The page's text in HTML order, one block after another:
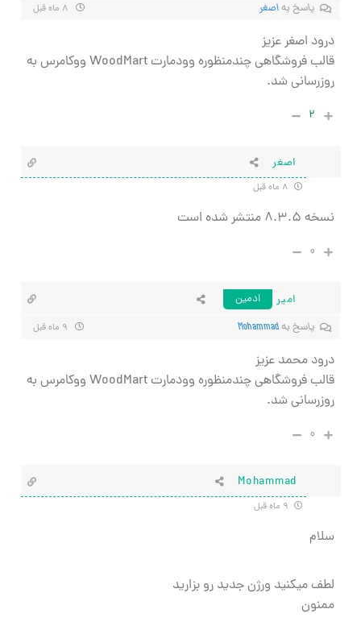
پاسخ بهاصغر
درود اصغر عزیز
قالب فروشگاهی چندمنظوره وودمارت WoodMart ووکامرس به
روزرسانی شد.
۲
اصغر
نسخه ۸.۳.۵ منتشر شده است
۰
امیر
ادمین
پاسخ بهMohammad
درود محمد عزیز
قالب فروشگاهی چندمنظوره وودمارت WoodMart ووکامرس به
روزرسانی شد.
۰
Mohammad
سلام
لطف میکنید ورژن جدید رو بزارید
ممنون